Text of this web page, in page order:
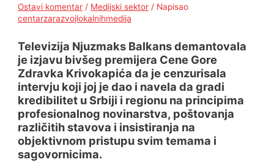
Ostavi komentar / Medijski sektor / Napisao
centarzarazvojlokalnihmedija
Televizija Njuzmaks Balkans demantovala
je izjavu bivšeg premijera Cene Gore
Zdravka Krivokapića da je cenzurisala
intervju koji joj je dao i navela da gradi
kredibilitet u Srbiji i regionu na principima
profesionalnog novinarstva, poštovanja
različitih stavova i insistiranja na
objektivnom pristupu svim temama i
sagovornicima.